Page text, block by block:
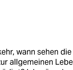
wann sehen
allgemeinen